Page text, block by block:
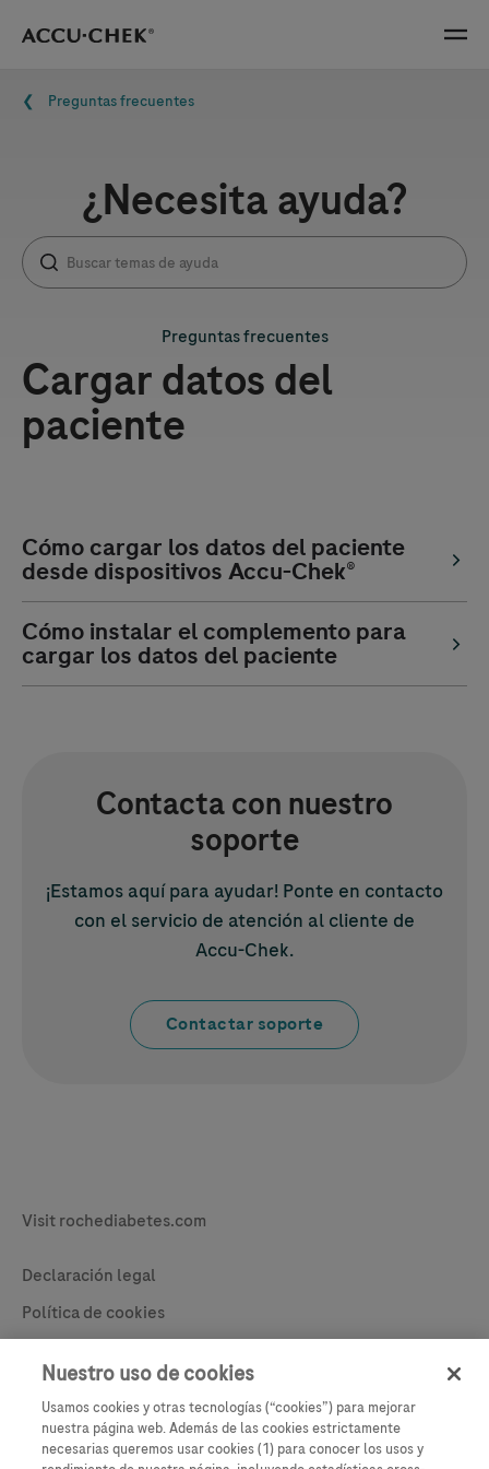
Skip navigation Menu
Ruta de navegación
Preguntas frecuentes
¿Necesita ayuda?
Preguntas frecuentes
Cargar datos del
paciente
Cómo cargar los datos del paciente
desde dispositivos Accu-Chek®
Cómo instalar el complemento para
cargar los datos del paciente
Contacta con nuestro
soporte
¡Estamos aquí para ayudar! Ponte en contacto
con el servicio de atención al cliente de
Accu-Chek.
Contactar soporte
Legal & Privacy
Visit rochediabetes.com
Contact
Declaración legal
Política de cookies
Learn More
Política de privacidad
Configuración de cookies
Nuestro uso de cookies
Usamos cookies y otras tecnologías (“cookies”) para mejorar
nuestra página web. Además de las cookies estrictamente
necesarias queremos usar cookies (1) para conocer los usos y